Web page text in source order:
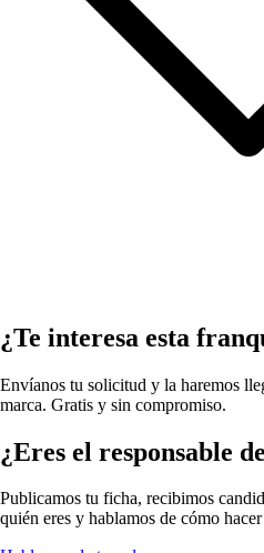
¿Te interesa esta
Envíanos tu solicitud y la haremos
marca. Gratis y sin compromiso.
¿Eres el responsable
Publicamos tu ficha, recibimos
quién eres y hablamos de cómo